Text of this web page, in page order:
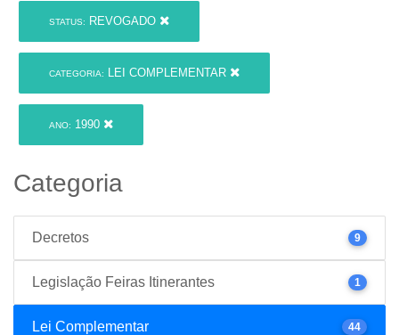
STATUS: REVOGADO
CATEGORIA: LEI COMPLEMENTAR
ANO: 1990
Categoria
Decretos 9
Legislação Feiras Itinerantes 1
Lei Complementar 44